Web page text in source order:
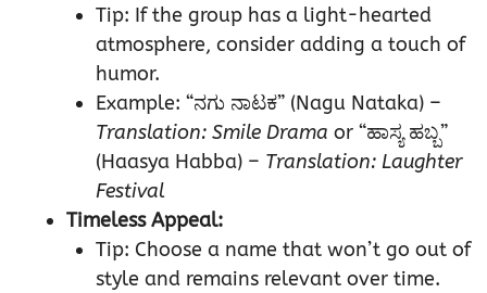
Tip: If the group has a light-hearted
atmosphere, consider adding a touch of
humor.
Example: “ನಗು ನಾಟಕ” (Nagu Nataka) –
Translation: Smile Drama or “ಹಾಸ್ಯ ಹಬ್ಬ”
(Haasya Habba) – Translation: Laughter
Festival
Timeless Appeal:
Tip: Choose a name that won’t go out of
style and remains relevant over time.